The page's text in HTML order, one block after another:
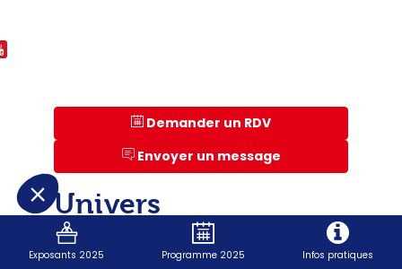
Demander un RDV
Envoyer un message
Univers
Fourniture industrielle
Exposants 2025 Programme 2025 Infos pratiques